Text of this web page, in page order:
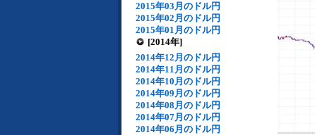
2015年03月のドル円
2015年02月のドル円
2015年01月のドル円
[2014年]
2014年12月のドル円
2014年11月のドル円
2014年10月のドル円
2014年09月のドル円
2014年08月のドル円
2014年07月のドル円
2014年06月のドル円